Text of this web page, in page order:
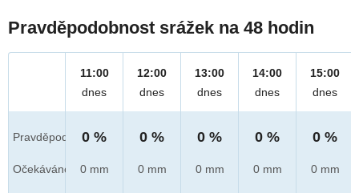
Pravděpodobnost srážek na 48 hodin
Pravděpod.
Očekáváno
11:00
dnes
0 %
0 mm
12:00
dnes
0 %
0 mm
13:00
dnes
0 %
0 mm
14:00
dnes
0 %
0 mm
15:00
dnes
0 %
0 mm